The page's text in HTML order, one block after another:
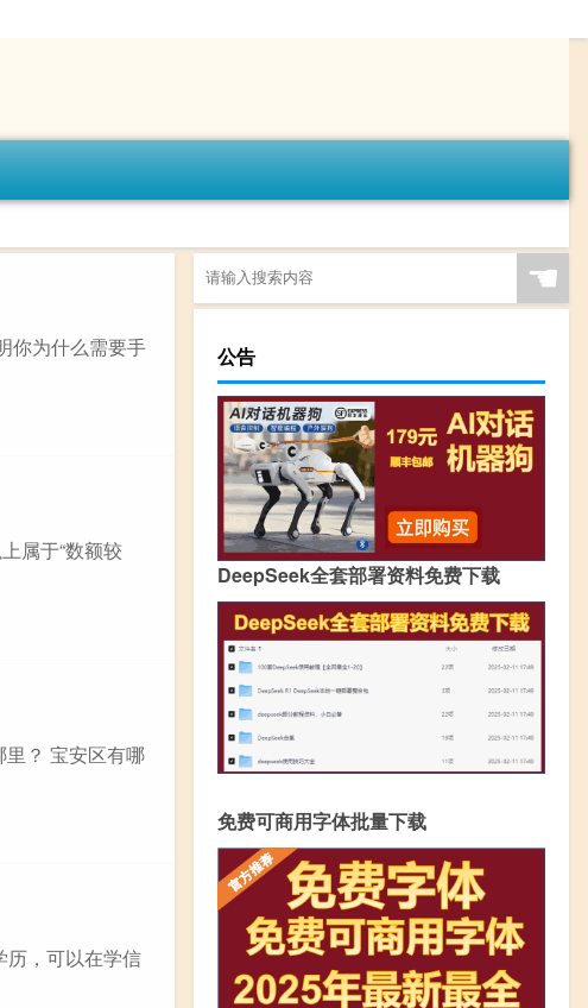
你为什么需要手
属于“数额较
？ 宝安区有哪
历，可以在学信
☚
公告
DeepSeek全套部署资料免费下载
免费可商用字体批量下载